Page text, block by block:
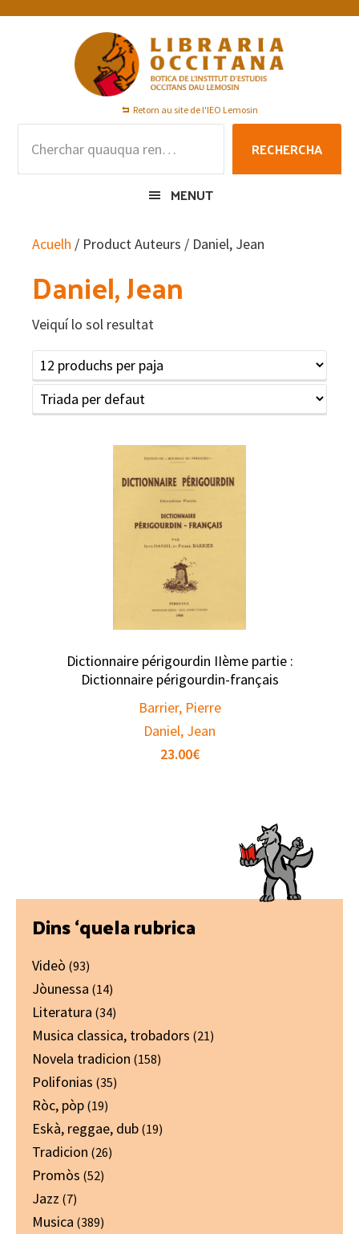
Skip
Skip
Skip
Retorn au site de l'IEO Lemosin
RECHERCHA
MENUT
Acuelh / Product Auteurs / Daniel, Jean
Daniel, Jean
Veiquí lo sol resultat
Dictionnaire périgourdin IIème partie :
Dictionnaire périgourdin-français
Barrier, Pierre
Daniel, Jean
23.00€
Primary
Sidebar
Dins ‘quela rubrica
Videò (93)
Jòunessa (14)
Literatura (34)
Musica classica, trobadors (21)
Novela tradicion (158)
Polifonias (35)
Ròc, pòp (19)
Eskà, reggae, dub (19)
Tradicion (26)
Promòs (52)
Jazz (7)
Musica (389)